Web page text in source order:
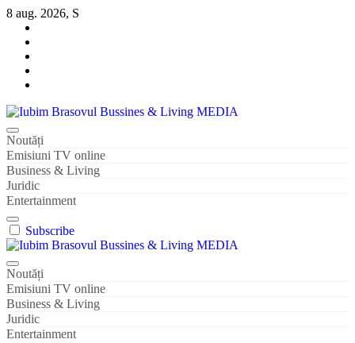
Sari
conținut
8 aug. 2026, S
Iubim Brasovul Bussines & Living MEDIA
Din pasiune și dragoste pentru Brașoveni
Noutăți
Emisiuni TV online
Business & Living
Juridic
Entertainment
Subscribe
Iubim Brasovul Bussines & Living MEDIA
Din pasiune și dragoste pentru Brașoveni
Noutăți
Emisiuni TV online
Business & Living
Juridic
Entertainment